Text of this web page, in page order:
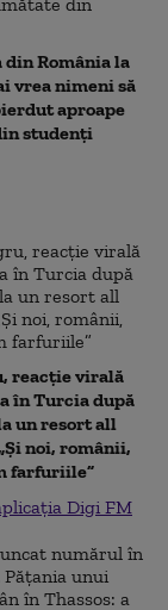
România la
vrea nimeni să
aproape
studenţi
reacție virală
în Turcia după
un resort all
noi, românii,
farfuriile”
Digi FM